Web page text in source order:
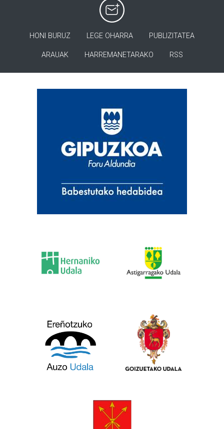
HONI BURUZ LEGE OHARRA PUBLIZITATEA
ARAUAK HARREMANETARAKO RSS